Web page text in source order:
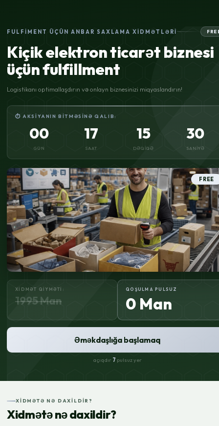
FULFIMENT ÜÇÜN ANBAR SAXLAMA XIDMƏTLƏRI
Kiçik elektron ticarət biznesi
üçün fulfillment
Logistikanı optimallaşdırın və onlayn biznesinizi miqyaslandırın!
⏱ AKSIYANIN BITMƏSINƏ QALIB:
00
GÜN
17
SAAT
15
DƏQIQƏ
30
SANIYƏ
FREE
XIDMƏT QIYMƏTI:
1995 Man
QOŞULMA PULSUZ
0 Man
Əməkdaşlığa başlamaq
açıqdır 7 pulsuz yer
XIDMƏTƏ NƏ DAXILDIR?
Xidmətə nə daxildir?